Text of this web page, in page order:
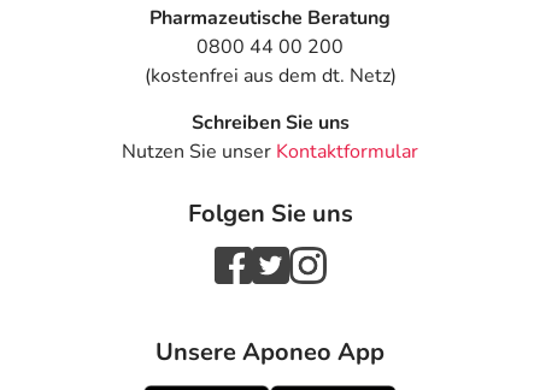
Pharmazeutische Beratung
0800 44 00 200
(kostenfrei aus dem dt. Netz)
Schreiben Sie uns
Nutzen Sie unser Kontaktformular
Folgen Sie uns
Unsere Aponeo App